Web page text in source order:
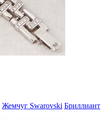
Жемчуг Swarovski Бриллиант